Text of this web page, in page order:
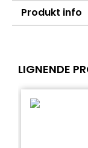
Produkt info
LIGNENDE